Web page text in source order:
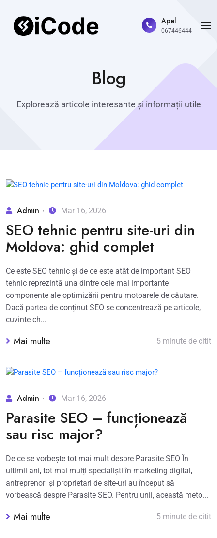
Apel
067446444
Blog
Explorează articole interesante și informații utile
Admin Mar 16, 2026
SEO tehnic pentru site-uri din
Moldova: ghid complet
Ce este SEO tehnic și de ce este atât de important SEO
tehnic reprezintă una dintre cele mai importante
componente ale optimizării pentru motoarele de căutare.
Dacă partea de conținut SEO se concentrează pe articole,
cuvinte ch...
Mai multe 5 minute de citit
Admin Mar 16, 2026
Parasite SEO – funcționează
sau risc major?
De ce se vorbește tot mai mult despre Parasite SEO În
ultimii ani, tot mai mulți specialiști în marketing digital,
antreprenori și proprietari de site-uri au început să
vorbească despre Parasite SEO. Pentru unii, această meto...
Mai multe 5 minute de citit